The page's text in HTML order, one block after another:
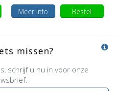
Meer info
Bestel
missen?
schrijf u nu in voor onze